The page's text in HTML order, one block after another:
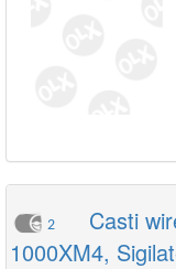
2
Casti
1000XM4,